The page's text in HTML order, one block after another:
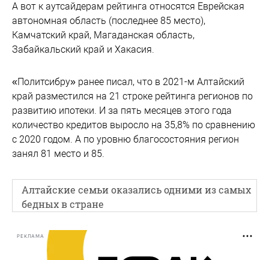
А вот к аутсайдерам рейтинга относятся Еврейская
автономная область (последнее 85 место),
Камчатский край, Магаданская область,
Забайкальский край и Хакасия.
«Политсибру» ранее писал, что в 2021-м Алтайский
край разместился на 21 строке рейтинга регионов по
развитию ипотеки. И за пять месяцев этого года
количество кредитов выросло на 35,8% по сравнению
с 2020 годом. А по уровню благосостояния регион
занял 81 место и 85.
Алтайские семьи оказались одними из самых
бедных в стране
РЕКЛАМА